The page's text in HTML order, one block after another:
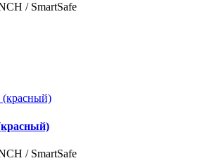
/ SmartSafe
/ SmartSafe